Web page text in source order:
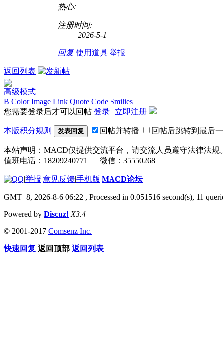
热心:
注册时间:
2026-5-1
回复 使用道具 举报
返回列表
高级模式
B Color Image Link Quote Code Smilies
您需要登录后才可以回帖 登录 | 立即注册
本版积分规则 发表回复 回帖并转播 回帖后跳转到最后
本站声明：MACD仅提供交流平台，请交流人员遵守法律法规
值班电话：18209240771 微信：35550268
|举报|意见反馈|手机版|MACD论坛
GMT+8, 2026-8-6 06:22 , Processed in 0.051516 second(s), 11
Powered by Discuz! X3.4
© 2001-2017 Comsenz Inc.
快速回复 返回顶部 返回列表